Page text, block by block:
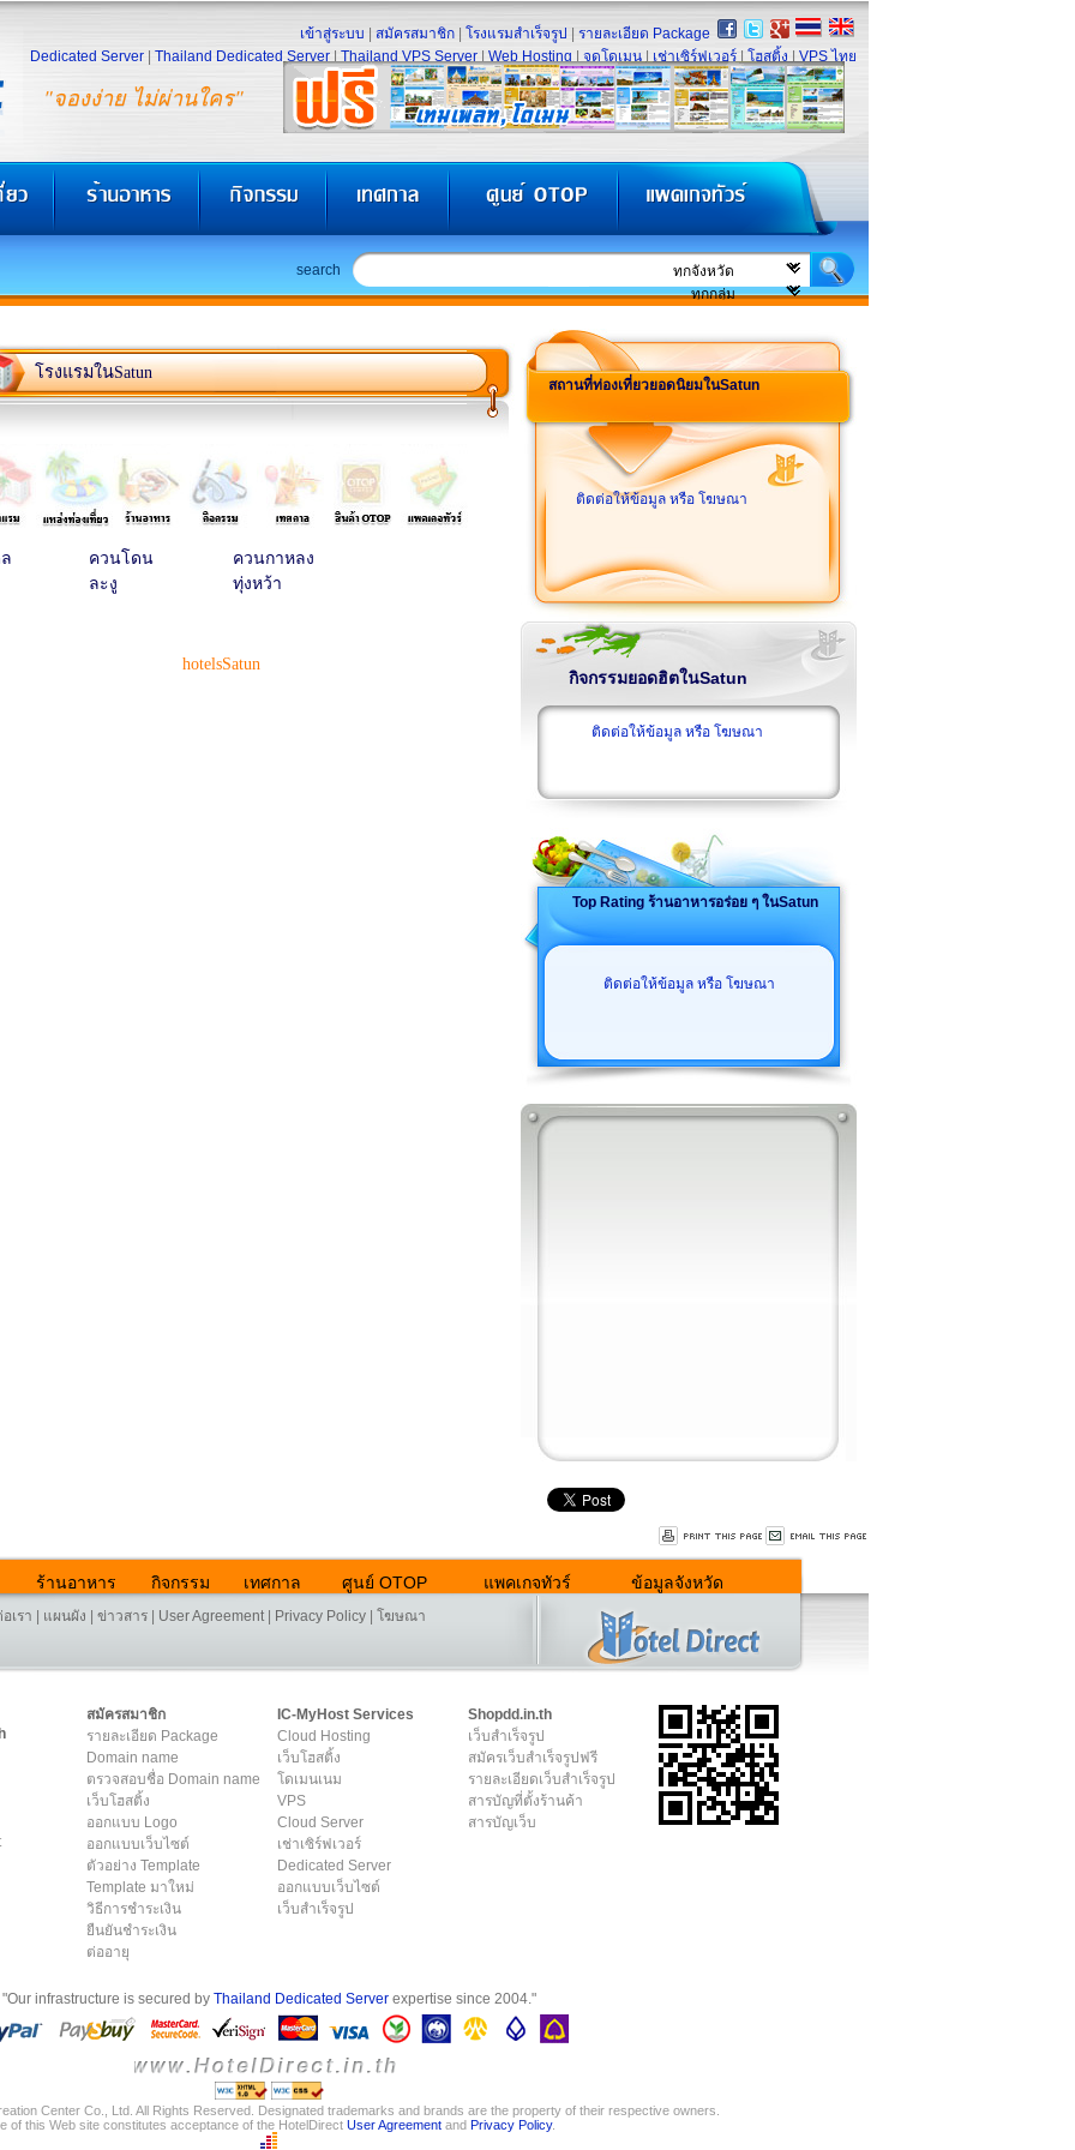
"จองง่าย ไม่ผ่านใคร"
เข้าสู่ระบบ สมัครสมาชิก โรงแรมสำเร็จรูป
รายละเอียด Package
Dedicated Server
Thailand Dedicated Server Thailand VPS Server Web Hosting จดโดเมน เช่าเซิร์ฟเวอร์ โฮสติ้ง VPS ไทย
search
โรงแรมในSatun
ควนโดน
ควนกาหลง
ละงู
ทุ่งหว้า
hotelsSatun
สถานที่ท่องเที่ยวยอดนิยมในSatun
ติดต่อให้ข้อมูล หรือ โฆษณา
กิจกรรมยอดฮิตในSatun
ติดต่อให้ข้อมูล หรือ โฆษณา
Top Rating ร้านอาหารอร่อย ๆ ในSatun
ติดต่อให้ข้อมูล หรือ โฆษณา
ร้านอาหาร กิจกรรม เทศกาล ศูนย์ OTOP แพคเกจทัวร์ ข้อมูลจังหวัด
เรา แผนผัง ข่าวสาร User Agreement| Privacy Policy โฆษณา
สมัครสมาชิก
รายละเอียด Package
Domain name
ตรวจสอบชื่อ Domain name
เว็บโฮสติ้ง
ออกแบบ Logo
ออกแบบเว็บไซต์
ตัวอย่าง Template
Template มาใหม่
วิธีการชำระเงิน
ยืนยันชำระเงิน
ต่ออายุ
IC-MyHost Services
Cloud Hosting
เว็บโฮสติ้ง
โดเมนเนม
VPS
Cloud Server
เช่าเซิร์ฟเวอร์
Dedicated Server
ออกแบบเว็บไซต์
เว็บสำเร็จรูป
Shopdd.in.th
เว็บสำเร็จรูป
สมัครเว็บสำเร็จรูปฟรี
รายละเอียดเว็บสำเร็จรูป
สารบัญที่ตั้งร้านค้า
สารบัญเว็บ
"Our infrastructure is secured by Thailand Dedicated Serverexpertise since 2004."
Center Co., Ltd. All Rights Reserved. Designated trademarks and brands are the property of their respective owners.
of this Web site constitutes acceptance of the HotelDirect User Agreementand Privacy Policy.